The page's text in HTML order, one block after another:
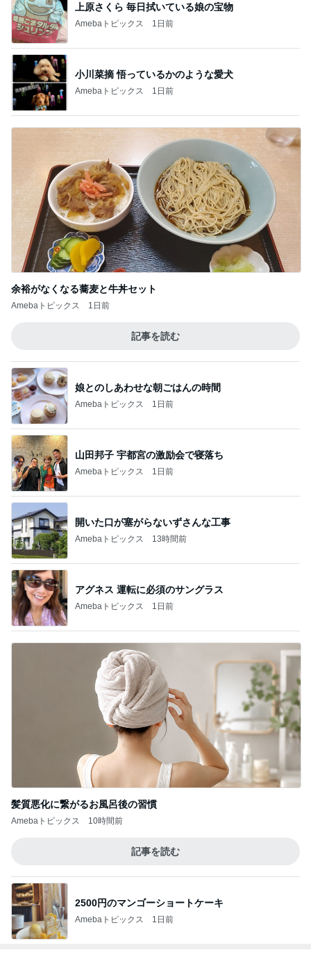
上原さくら 毎日拭いている娘の宝物
Amebaトピックス 1日前
小川菜摘 悟っているかのような愛犬
Amebaトピックス 1日前
余裕がなくなる蕎麦と牛丼セット
Amebaトピックス 1日前
記事を読む
娘とのしあわせな朝ごはんの時間
Amebaトピックス 1日前
山田邦子 宇都宮の激励会で寝落ち
Amebaトピックス 1日前
開いた口が塞がらないずさんな工事
Amebaトピックス 13時間前
アグネス 運転に必須のサングラス
Amebaトピックス 1日前
髪質悪化に繋がるお風呂後の習慣
Amebaトピックス 10時間前
記事を読む
2500円のマンゴーショートケーキ
Amebaトピックス 1日前